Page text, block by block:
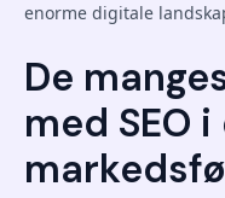
enorme digitale
De
med SEO